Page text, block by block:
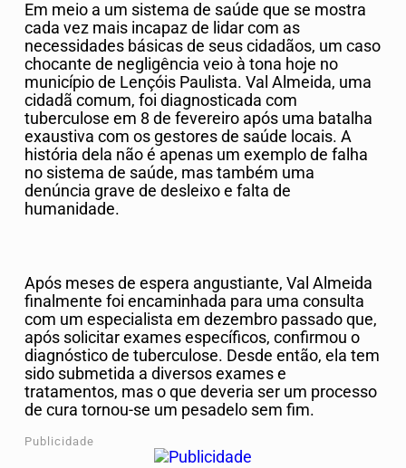
Em meio a um sistema de saúde que se mostra
cada vez mais incapaz de lidar com as
necessidades básicas de seus cidadãos, um caso
chocante de negligência veio à tona hoje no
município de Lençóis Paulista. Val Almeida, uma
cidadã comum, foi diagnosticada com
tuberculose em 8 de fevereiro após uma batalha
exaustiva com os gestores de saúde locais. A
história dela não é apenas um exemplo de falha
no sistema de saúde, mas também uma
denúncia grave de desleixo e falta de
humanidade.
Após meses de espera angustiante, Val Almeida
finalmente foi encaminhada para uma consulta
com um especialista em dezembro passado que,
após solicitar exames específicos, confirmou o
diagnóstico de tuberculose. Desde então, ela tem
sido submetida a diversos exames e
tratamentos, mas o que deveria ser um processo
de cura tornou-se um pesadelo sem fim.
Publicidade